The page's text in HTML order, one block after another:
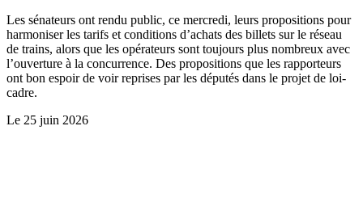
Les sénateurs ont rendu public, ce mercredi, leurs propositions pour
harmoniser les tarifs et conditions d’achats des billets sur le réseau
de trains, alors que les opérateurs sont toujours plus nombreux avec
l’ouverture à la concurrence. Des propositions que les rapporteurs
ont bon espoir de voir reprises par les députés dans le projet de loi-
cadre.
Le 25 juin 2026